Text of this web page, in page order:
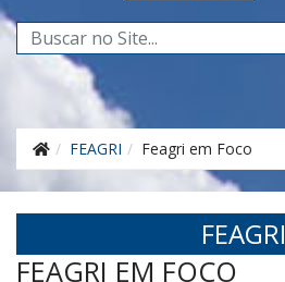
Buscar...
FEAGRI Feagri em Foco
FEAGRI
FEAGRI EM FOCO